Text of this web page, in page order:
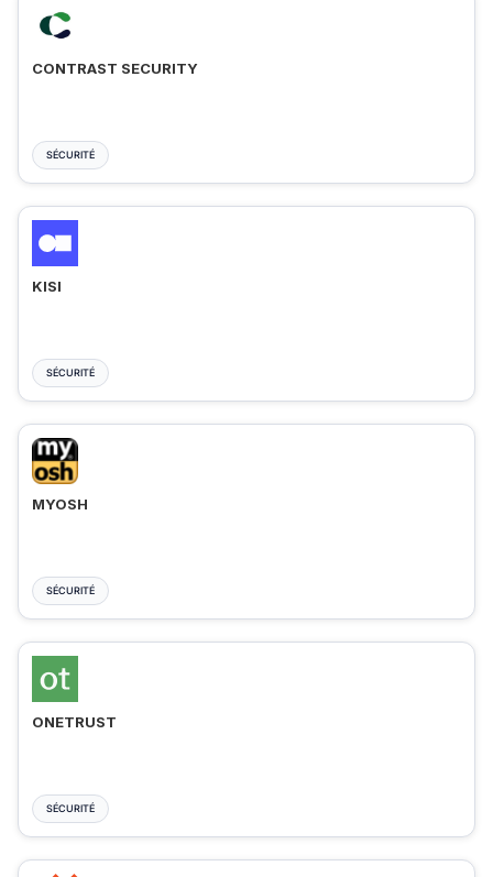
CONTRAST SECURITY
SÉCURITÉ
KISI
SÉCURITÉ
MYOSH
SÉCURITÉ
ONETRUST
SÉCURITÉ